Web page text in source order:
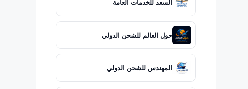
السعد للخدمات العامة
حول العالم للشحن الدولي
المهندس للشحن الدولي